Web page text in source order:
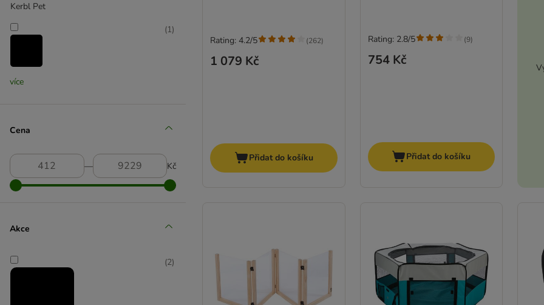
Kerbl Pet
Lionto
(1)
Nomad Tales
Songmics
2)
více
Cena
― Kč
Akce
(2)
1 079 Kč
Rating: 4.2/5 (262)
Přidat do košíku
754 Kč
Rating: 2.8/5 (9)
Přidat do košíku